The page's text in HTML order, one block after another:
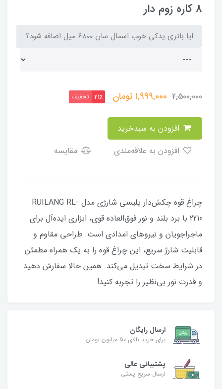
8 کاره زوم دار
ایا باتری یدکی خوب اسمال سان 6800 میل اضافه شود؟
2,500,000
1,999,000تومان 21٪ تخفیف
مقایسه
چراغ قوه چکش‌دار پلیسی شارژی مدل RUILANG RL-
2210 با برد بلند و نور فوق‌العاده قوی، ابزاری ایده‌آل برای
ماجراجویان و نیروهای امدادی است. طراحی مقاوم و
قابلیت شارژ سریع، این چراغ قوه را به یک همراه مطمئن
در شرایط سخت تبدیل می‌کند. همین حالا سفارش دهید
و قدرت نور بی‌نظیر را تجربه کنید!
ارسال رایگان
برای خرید بالای 50 میلیون تومان
پشتیبانی عالی
ارسال سریع پستی